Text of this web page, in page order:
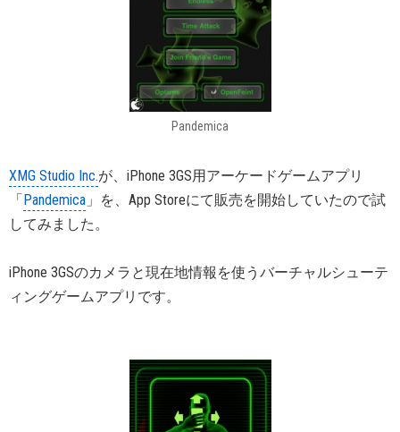
Pandemica
XMG Studio Inc.が、iPhone 3GS用アーケードゲームアプリ
「Pandemica 」を、App Storeにて販売を開始していたので試
してみました。
iPhone 3GSのカメラと現在地情報を使うバーチャルシューテ
ィングゲームアプリです。